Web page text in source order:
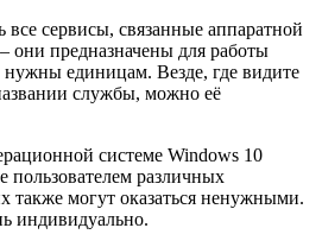
сервисы, связанные аппаратной
– они предназначены для работы
единицам. Везде, где видите
службы, можно её
системе Windows 10
пользователем различных
также могут оказаться ненужными.
индивидуально.